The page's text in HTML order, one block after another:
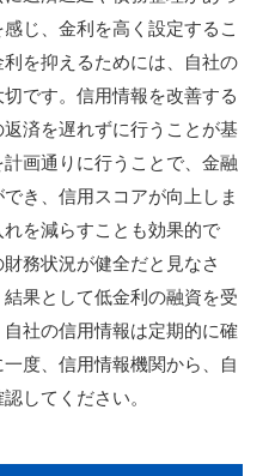
じ、金利を高く設定するこ
を抑えるためには、自社の
です。信用情報を改善する
済を遅れずに行うことが基
画通りに行うことで、金融
き、信用スコアが向上しま
を減らすことも効果的で
務状況が健全だと見なさ
果として低金利の融資を受
社の信用情報は定期的に確
度、信用情報機関から、自
してください。